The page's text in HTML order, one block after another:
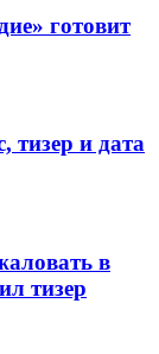
готовит
и дата
в
тизер